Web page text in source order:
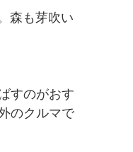
森も芽吹い
すのがおす
のクルマで